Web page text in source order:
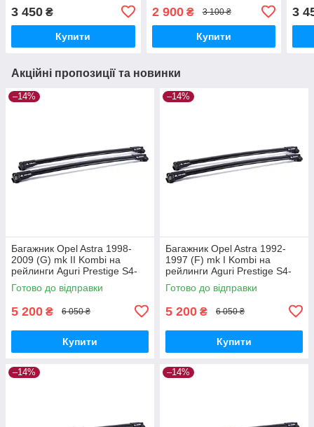
3 450 ₴
Купити
2 900₴ 3 100 ₴
Купити
3
Акційні пропозиції та новинки
–14%
Багажник Opel Astra 1998-
2009 (G) mk II Kombi на
рейлинги Aguri Prestige S4-
1499B
Готово до відправки
5 200 ₴ 6 050 ₴
Купити
–14%
Багажник Opel Astra 1992-
1997 (F) mk I Kombi на
рейлинги Aguri Prestige S4-
1500B
Готово до відправки
5 200 ₴ 6 050 ₴
Купити
–14% –14%